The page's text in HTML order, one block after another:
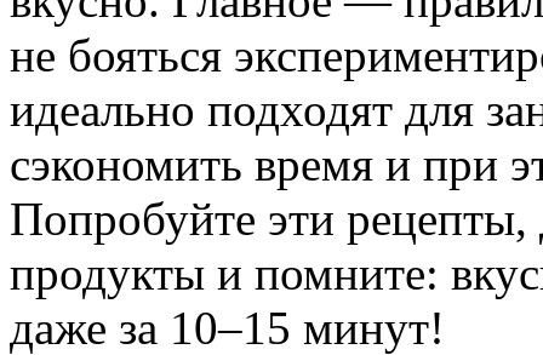
не бояться
идеально подходят для
сэкономить время и при
Попробуйте эти
продукты и помните:
даже за 10–15 минут!